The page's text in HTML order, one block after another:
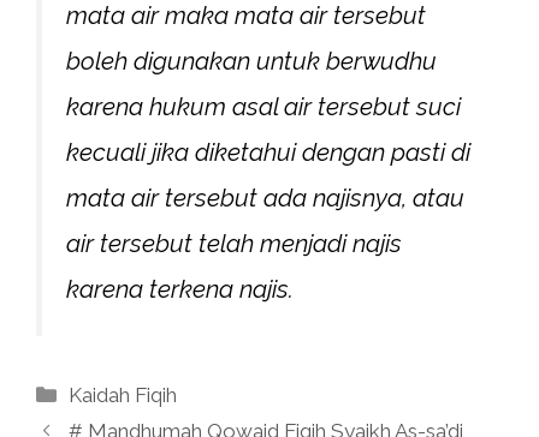
mata air maka mata air tersebut
boleh digunakan untuk berwudhu
karena hukum asal air tersebut suci
kecuali jika diketahui dengan pasti di
mata air tersebut ada najisnya, atau
air tersebut telah menjadi najis
karena terkena najis.
Kategori
Kaidah Fiqih
# Mandhumah Qowaid Fiqih Syaikh As-sa’di